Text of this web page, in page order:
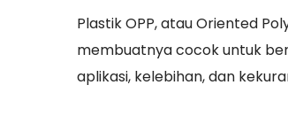
Plastik OPP, atau Oriented
membuatnya cocok untuk
aplikasi, kelebihan, dan